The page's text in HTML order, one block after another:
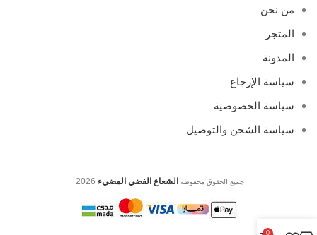
من نحن
المتجر
المدونة
سياسة الإرجاع
سياسة الخصوصية
سياسة الشحن والتوصيل
جميع الحقوق محفوظة الشعاع الفضي المضيء 2026
0